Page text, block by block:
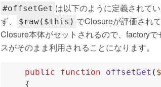
#offsetGet は以下のように定義されて
ず、
$raw($this) でClosureが評価され
Closure本体がセットされるので、factory
スがそのまま利用されることになります。
public function offsetGet (
{